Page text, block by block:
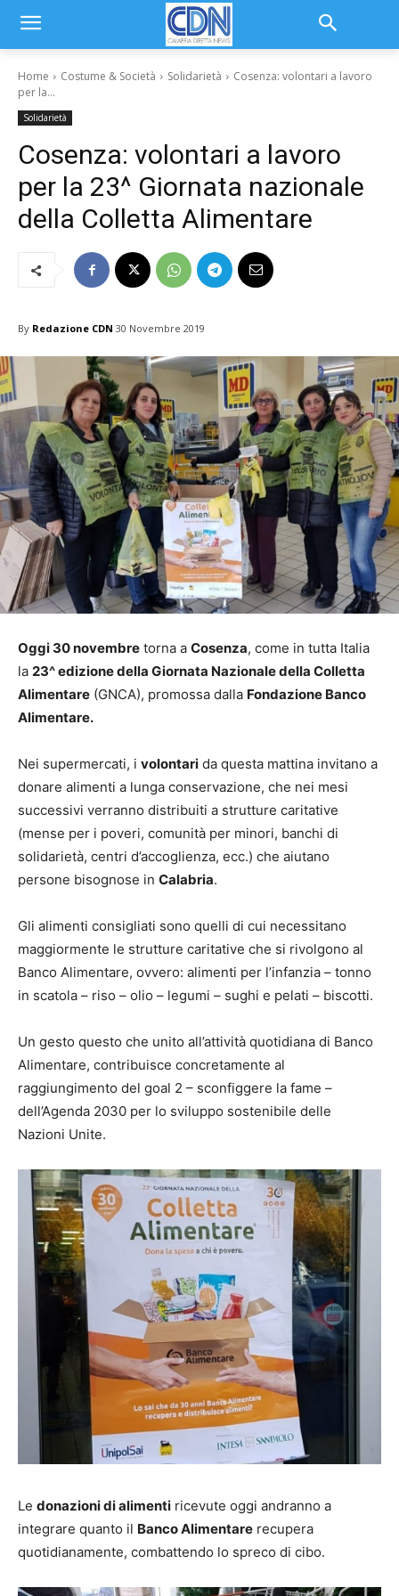
Home Costume & Società Solidarietà
Cosenza: volontari a lavoro
per la...
Solidarietà
Cosenza: volontari a lavoro
per la 23^ Giornata nazionale
della Colletta Alimentare
By Redazione CDN 30 Novembre 2019
Oggi 30 novembre torna a Cosenza, come in tutta Italia
la 23^ edizione della Giornata Nazionale della Colletta
Alimentare (GNCA), promossa dalla Fondazione Banco
Alimentare.
Nei supermercati, i volontari da questa mattina invitano a
donare alimenti a lunga conservazione, che nei mesi
successivi verranno distribuiti a strutture caritative
(mense per i poveri, comunità per minori, banchi di
solidarietà, centri d’accoglienza, ecc.) che aiutano
persone bisognose in Calabria.
Gli alimenti consigliati sono quelli di cui necessitano
maggiormente le strutture caritative che si rivolgono al
Banco Alimentare, ovvero: alimenti per l’infanzia – tonno
in scatola – riso – olio – legumi – sughi e pelati – biscotti.
Un gesto questo che unito all’attività quotidiana di Banco
Alimentare, contribuisce concretamente al
raggiungimento del goal 2 – sconfiggere la fame –
dell’Agenda 2030 per lo sviluppo sostenibile delle
Nazioni Unite.
Le donazioni di alimenti ricevute oggi andranno a
integrare quanto il Banco Alimentare recupera
quotidianamente, combattendo lo spreco di cibo.